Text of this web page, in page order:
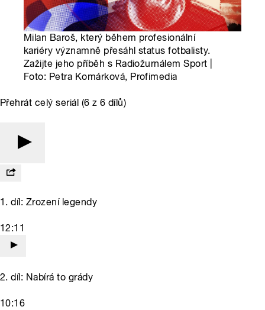
Milan Baroš, který během profesionální
kariéry významně přesáhl status fotbalisty.
Zažijte jeho příběh s Radiožurnálem Sport |
Foto: Petra Komárková, Profimedia
Přehrát celý seriál (6 z 6 dílů)
1. díl: Zrození legendy
12:11
2. díl: Nabírá to grády
10:16